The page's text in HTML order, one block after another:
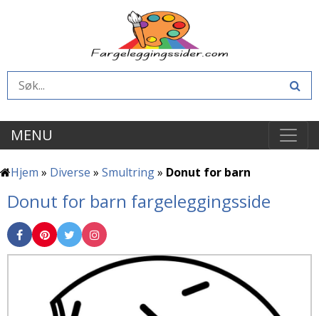
MENU
Hjem » Diverse » Smultring» Donut for barn
Donut for barn fargeleggingsside